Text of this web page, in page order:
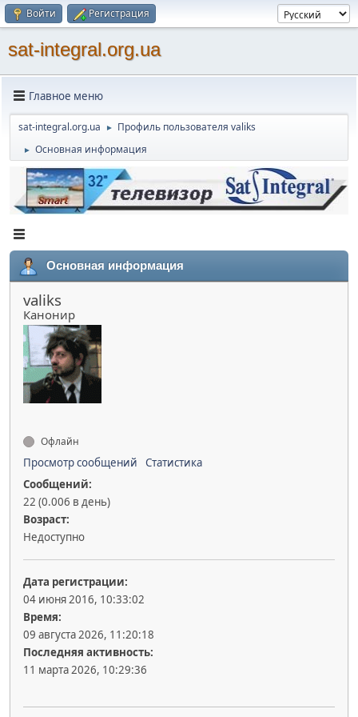
Войти Регистрация
sat-integral.org.ua
Главное меню
sat-integral.org.ua ► Профиль пользователя valiks
► Основная информация
Основная информация
valiks
Канонир
Офлайн
Просмотр сообщений
Статистика
Сообщений:
22 (0.006 в день)
Возраст:
Недоступно
Дата регистрации:
04 июня 2016, 10:33:02
Время:
09 августа 2026, 11:20:18
Последняя активность:
11 марта 2026, 10:29:36